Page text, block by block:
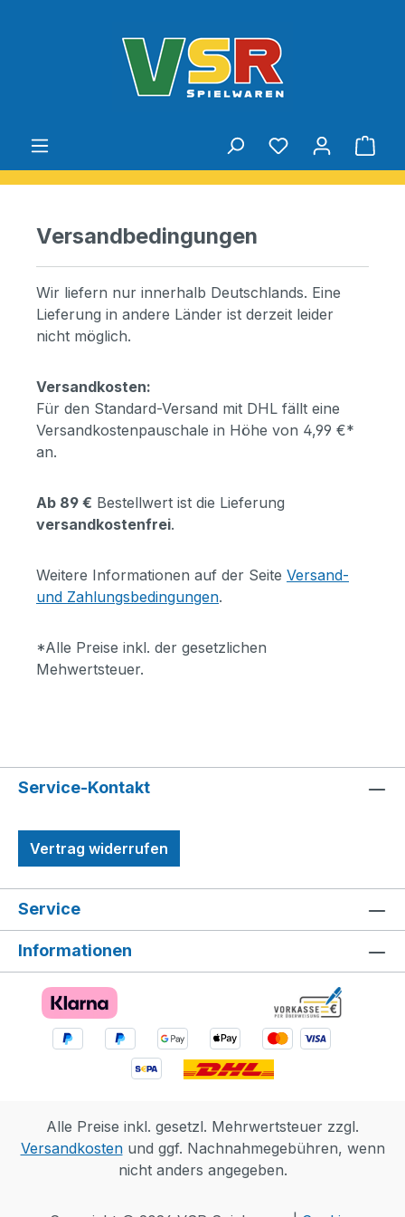
Du hast 0
Versandbedingungen
Wir liefern nur innerhalb Deutschlands. Eine
Lieferung in andere Länder ist derzeit leider
nicht möglich.
Versandkosten:
Für den Standard-Versand mit DHL fällt eine
Versandkostenpauschale in Höhe von 4,99 €*
an.
Ab 89 € Bestellwert ist die Lieferung
versandkostenfrei.
Weitere Informationen auf der Seite Versand-
und Zahlungsbedingungen.
*Alle Preise inkl. der gesetzlichen
Mehwertsteuer.
Service-Kontakt
Vertrag widerrufen
Service
Informationen
Alle Preise inkl. gesetzl. Mehrwertsteuer zzgl.
Versandkostenund ggf. Nachnahmegebühren, wenn
nicht anders angegeben.